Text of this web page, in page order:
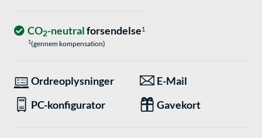
CO2-neutralforsendelse1
1(gennem kompensation)
Ordreoplysninger
E-Mail
PC-konfigurator
Gavekort